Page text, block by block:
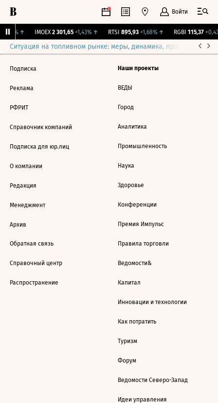
Войти
↑ IMOEX 2 301,65 +1,43%↑ RTSI 895,93 +1,68%↑ RGBI 115,37
Ситуация на топливном рынке: меры, динамика, прогнозы
Подписка
Реклама
РФРИТ
Справочник компаний
Подписка для юр.лиц
О компании
Редакция
Менеджмент
Архив
Обратная связь
Справочный центр
Распространение
Наши проекты
ВЕДЫ
Город
Аналитика
Промышленность
Наука
Здоровье
Конференции
Премия Импульс
Правила торговли
Ведомости&
Капитал
Инновации и технологии
Как потратить
Туризм
Форум
Ведомости Северо-Запад
Идеи управления